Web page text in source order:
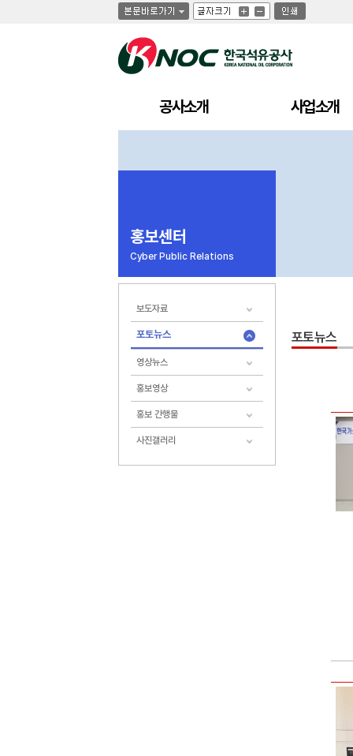
글
자
기
글
자
기
크
글
자
기
작
인
쇄
공사소개 사업소개
홍보센터
Cyber Public Relations
보도자료
포토뉴스
영상뉴스
홍보영상
홍보 간행물
사진갤러리
포토뉴스